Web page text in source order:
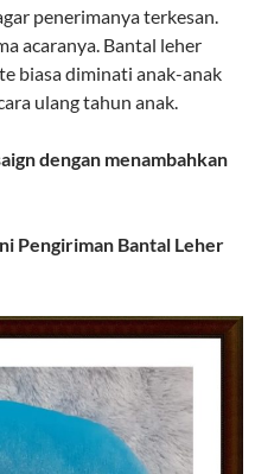
penerimanya terkesan.
acaranya. Bantal leher
biasa diminati anak-anak
ulang tahun anak.
dengan menambahkan
Pengiriman Bantal Leher